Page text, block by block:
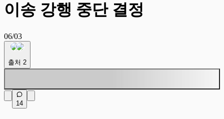
이송 강행 중단 결정
06/03
출처 2
14